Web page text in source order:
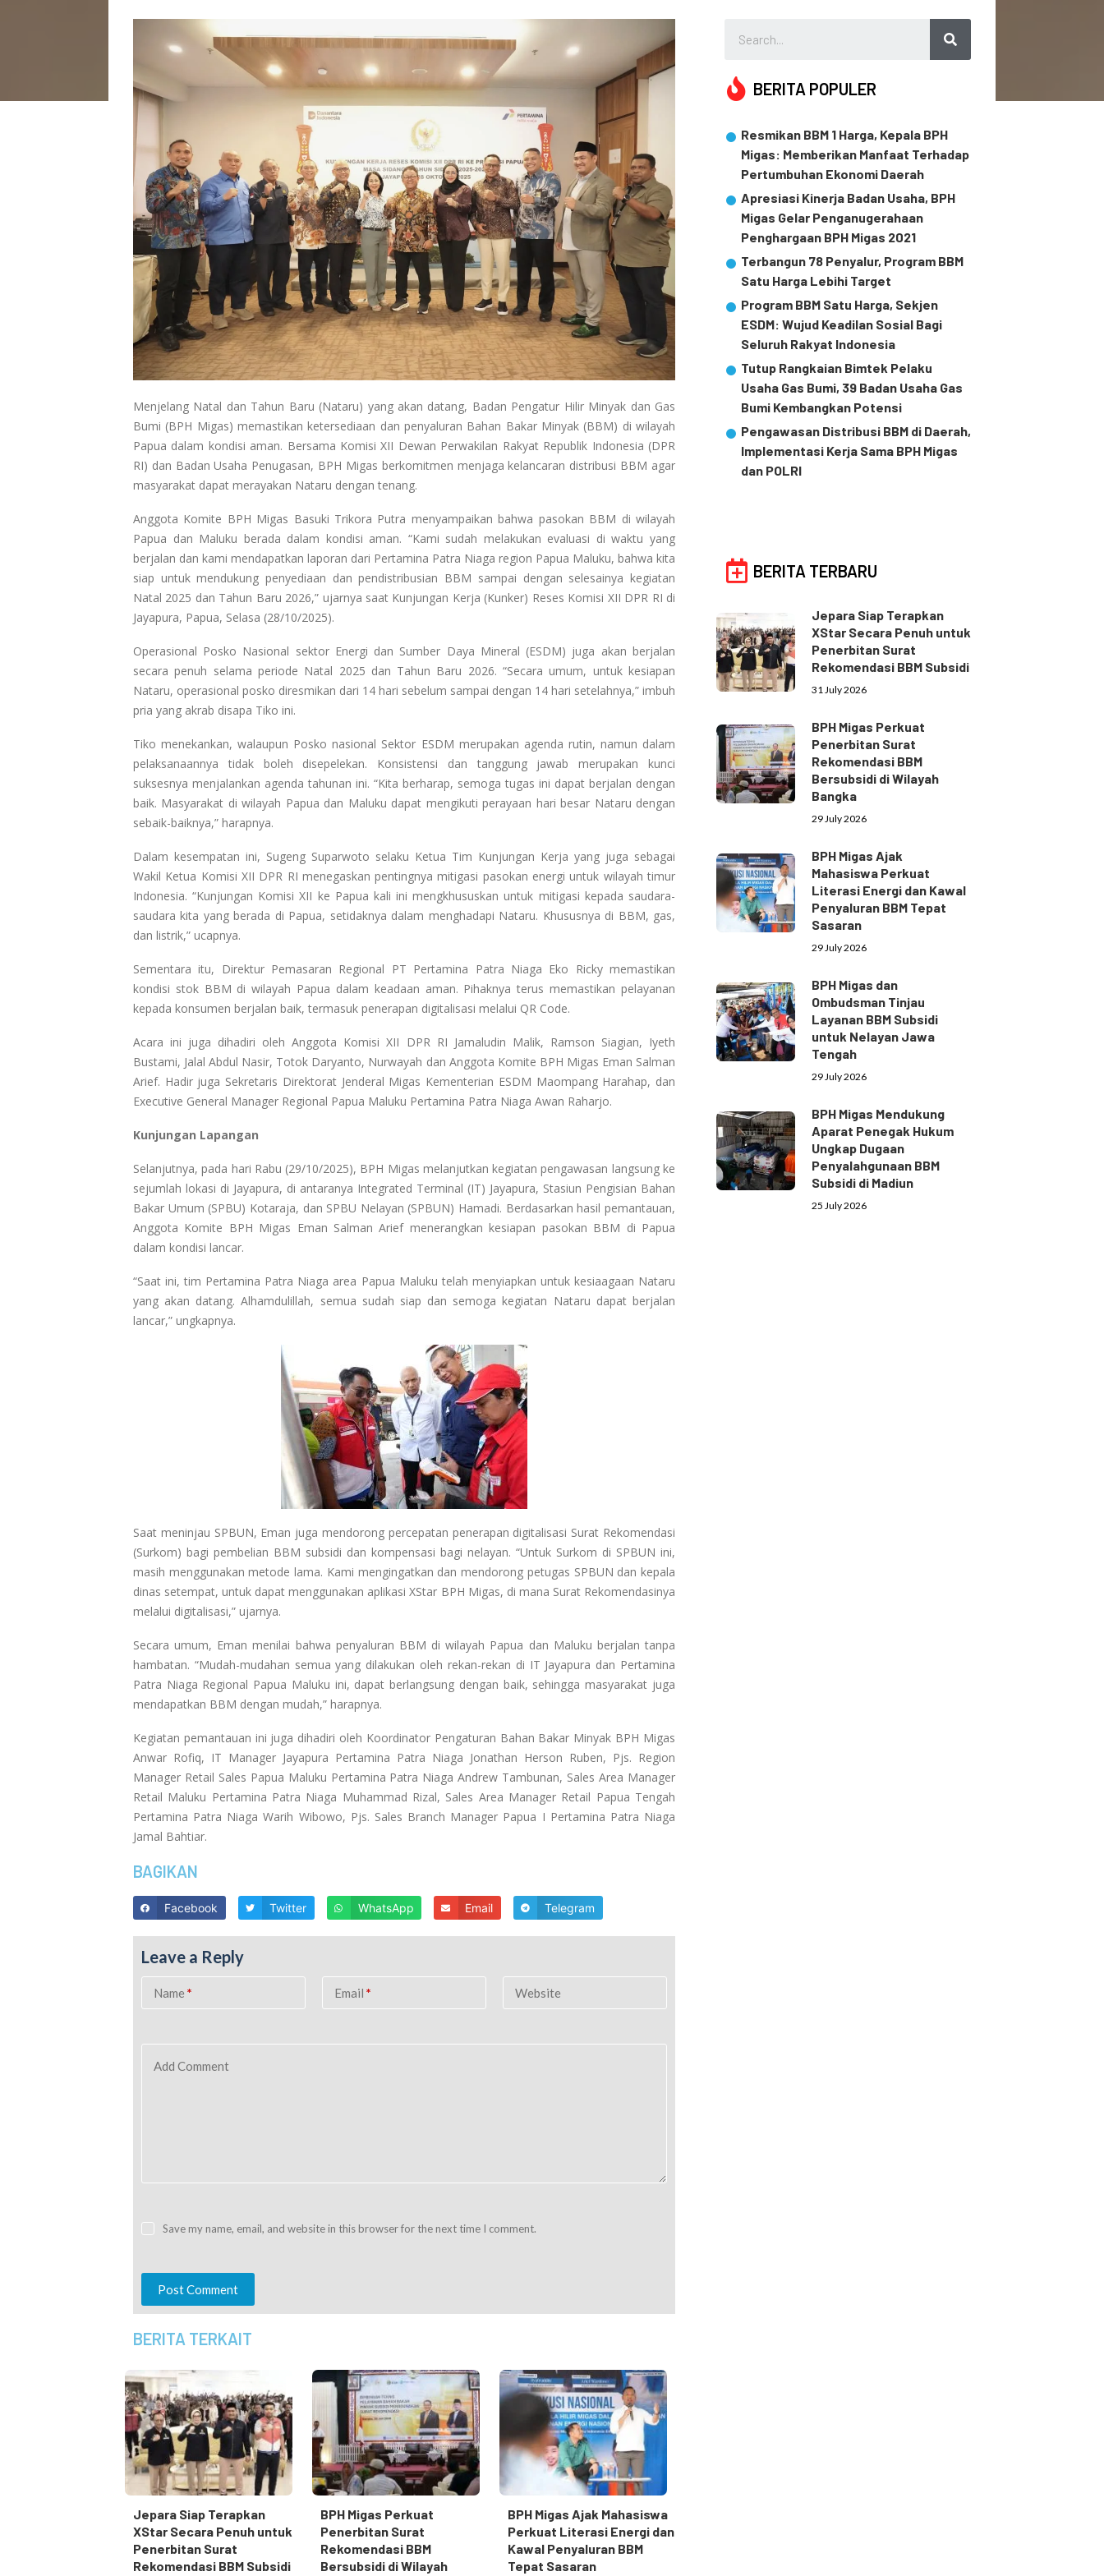
Menjelang Natal dan Tahun Baru (Nataru) yang akan datang, Badan Pengatur Hilir Minyak dan Gas
Bumi (BPH Migas) memastikan ketersediaan dan penyaluran Bahan Bakar Minyak (BBM) di wilayah
Papua dalam kondisi aman. Bersama Komisi XII Dewan Perwakilan Rakyat Republik Indonesia (DPR
RI) dan Badan Usaha Penugasan, BPH Migas berkomitmen menjaga kelancaran distribusi BBM agar
masyarakat dapat merayakan Nataru dengan tenang.
Anggota Komite BPH Migas Basuki Trikora Putra menyampaikan bahwa pasokan BBM di wilayah
Papua dan Maluku berada dalam kondisi aman. “Kami sudah melakukan evaluasi di waktu yang
berjalan dan kami mendapatkan laporan dari Pertamina Patra Niaga region Papua Maluku, bahwa kita
siap untuk mendukung penyediaan dan pendistribusian BBM sampai dengan selesainya kegiatan
Natal 2025 dan Tahun Baru 2026,” ujarnya saat Kunjungan Kerja (Kunker) Reses Komisi XII DPR RI di
Jayapura, Papua, Selasa (28/10/2025).
Operasional Posko Nasional sektor Energi dan Sumber Daya Mineral (ESDM) juga akan berjalan
secara penuh selama periode Natal 2025 dan Tahun Baru 2026. “Secara umum, untuk kesiapan
Nataru, operasional posko diresmikan dari 14 hari sebelum sampai dengan 14 hari setelahnya,” imbuh
pria yang akrab disapa Tiko ini.
Tiko menekankan, walaupun Posko nasional Sektor ESDM merupakan agenda rutin, namun dalam
pelaksanaannya tidak boleh disepelekan. Konsistensi dan tanggung jawab merupakan kunci
suksesnya menjalankan agenda tahunan ini. “Kita berharap, semoga tugas ini dapat berjalan dengan
baik. Masyarakat di wilayah Papua dan Maluku dapat mengikuti perayaan hari besar Nataru dengan
sebaik-baiknya,” harapnya.
Dalam kesempatan ini, Sugeng Suparwoto selaku Ketua Tim Kunjungan Kerja yang juga sebagai
Wakil Ketua Komisi XII DPR RI menegaskan pentingnya mitigasi pasokan energi untuk wilayah timur
Indonesia. “Kunjungan Komisi XII ke Papua kali ini mengkhususkan untuk mitigasi kepada saudara-
saudara kita yang berada di Papua, setidaknya dalam menghadapi Nataru. Khususnya di BBM, gas,
dan listrik,” ucapnya.
Sementara itu, Direktur Pemasaran Regional PT Pertamina Patra Niaga Eko Ricky memastikan
kondisi stok BBM di wilayah Papua dalam keadaan aman. Pihaknya terus memastikan pelayanan
kepada konsumen berjalan baik, termasuk penerapan digitalisasi melalui QR Code.
Acara ini juga dihadiri oleh Anggota Komisi XII DPR RI Jamaludin Malik, Ramson Siagian, Iyeth
Bustami, Jalal Abdul Nasir, Totok Daryanto, Nurwayah dan Anggota Komite BPH Migas Eman Salman
Arief. Hadir juga Sekretaris Direktorat Jenderal Migas Kementerian ESDM Maompang Harahap, dan
Executive General Manager Regional Papua Maluku Pertamina Patra Niaga Awan Raharjo.
Kunjungan Lapangan
Selanjutnya, pada hari Rabu (29/10/2025), BPH Migas melanjutkan kegiatan pengawasan langsung ke
sejumlah lokasi di Jayapura, di antaranya Integrated Terminal (IT) Jayapura, Stasiun Pengisian Bahan
Bakar Umum (SPBU) Kotaraja, dan SPBU Nelayan (SPBUN) Hamadi. Berdasarkan hasil pemantauan,
Anggota Komite BPH Migas Eman Salman Arief menerangkan kesiapan pasokan BBM di Papua
dalam kondisi lancar.
“Saat ini, tim Pertamina Patra Niaga area Papua Maluku telah menyiapkan untuk kesiaagaan Nataru
yang akan datang. Alhamdulillah, semua sudah siap dan semoga kegiatan Nataru dapat berjalan
lancar,” ungkapnya.
Saat meninjau SPBUN, Eman juga mendorong percepatan penerapan digitalisasi Surat Rekomendasi
(Surkom) bagi pembelian BBM subsidi dan kompensasi bagi nelayan. “Untuk Surkom di SPBUN ini,
masih menggunakan metode lama. Kami mengingatkan dan mendorong petugas SPBUN dan kepala
dinas setempat, untuk dapat menggunakan aplikasi XStar BPH Migas, di mana Surat Rekomendasinya
melalui digitalisasi,” ujarnya.
Secara umum, Eman menilai bahwa penyaluran BBM di wilayah Papua dan Maluku berjalan tanpa
hambatan. “Mudah-mudahan semua yang dilakukan oleh rekan-rekan di IT Jayapura dan Pertamina
Patra Niaga Regional Papua Maluku ini, dapat berlangsung dengan baik, sehingga masyarakat juga
mendapatkan BBM dengan mudah,” harapnya.
Kegiatan pemantauan ini juga dihadiri oleh Koordinator Pengaturan Bahan Bakar Minyak BPH Migas
Anwar Rofiq, IT Manager Jayapura Pertamina Patra Niaga Jonathan Herson Ruben, Pjs. Region
Manager Retail Sales Papua Maluku Pertamina Patra Niaga Andrew Tambunan, Sales Area Manager
Retail Maluku Pertamina Patra Niaga Muhammad Rizal, Sales Area Manager Retail Papua Tengah
Pertamina Patra Niaga Warih Wibowo, Pjs. Sales Branch Manager Papua I Pertamina Patra Niaga
Jamal Bahtiar.
BAGIKAN
Facebook Twitter WhatsApp Email Telegram
Leave a Reply
Name * Email * Website
Add Comment
Save my name, email, and website in this browser for the next time I comment.
Post Comment
BERITA TERKAIT
Jepara Siap Terapkan
XStar Secara Penuh untuk
Penerbitan Surat
Rekomendasi BBM Subsidi
BPH Migas Perkuat
Penerbitan Surat
Rekomendasi BBM
Bersubsidi di Wilayah
BPH Migas Ajak Mahasiswa
Perkuat Literasi Energi dan
Kawal Penyaluran BBM
Tepat Sasaran
BERITA POPULER
Resmikan BBM 1 Harga, Kepala BPH
Migas: Memberikan Manfaat Terhadap
Pertumbuhan Ekonomi Daerah
Apresiasi Kinerja Badan Usaha, BPH
Migas Gelar Penganugerahaan
Penghargaan BPH Migas 2021
Terbangun 78 Penyalur, Program BBM
Satu Harga Lebihi Target
Program BBM Satu Harga, Sekjen
ESDM: Wujud Keadilan Sosial Bagi
Seluruh Rakyat Indonesia
Tutup Rangkaian Bimtek Pelaku
Usaha Gas Bumi, 39 Badan Usaha Gas
Bumi Kembangkan Potensi
Pengawasan Distribusi BBM di Daerah,
Implementasi Kerja Sama BPH Migas
dan POLRI
BERITA TERBARU
Jepara Siap Terapkan
XStar Secara Penuh untuk
Penerbitan Surat
Rekomendasi BBM Subsidi
31 July 2026
BPH Migas Perkuat
Penerbitan Surat
Rekomendasi BBM
Bersubsidi di Wilayah
Bangka
29 July 2026
BPH Migas Ajak
Mahasiswa Perkuat
Literasi Energi dan Kawal
Penyaluran BBM Tepat
Sasaran
29 July 2026
BPH Migas dan
Ombudsman Tinjau
Layanan BBM Subsidi
untuk Nelayan Jawa
Tengah
29 July 2026
BPH Migas Mendukung
Aparat Penegak Hukum
Ungkap Dugaan
Penyalahgunaan BBM
Subsidi di Madiun
25 July 2026